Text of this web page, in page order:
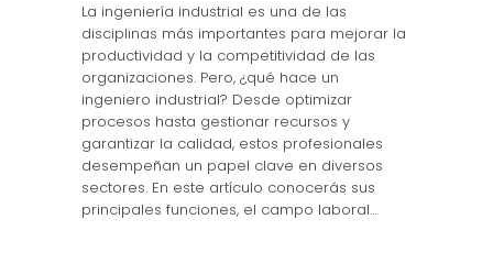
La ingeniería industrial es una de las
disciplinas más importantes para mejorar la
productividad y la competitividad de las
organizaciones. Pero, ¿qué hace un
ingeniero industrial? Desde optimizar
procesos hasta gestionar recursos y
garantizar la calidad, estos profesionales
desempeñan un papel clave en diversos
sectores. En este artículo conocerás sus
principales funciones, el campo laboral…